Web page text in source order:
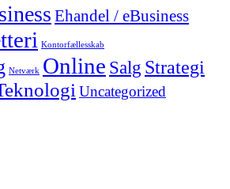
Ehandel / eBusiness
Kontorfællesskab
Netværk Online Salg Strategi
Uncategorized